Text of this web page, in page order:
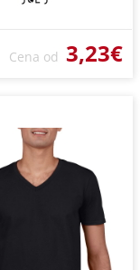
Cena od 3,23€